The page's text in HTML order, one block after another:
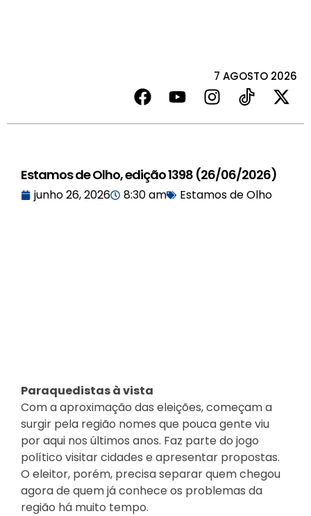
7 AGOSTO 2026
Estamos de Olho, edição 1398 (26/06/2026)
junho 26, 2026 8:30 am Estamos de Olho
Paraquedistas à vista
Com a aproximação das eleições, começam a
surgir pela região nomes que pouca gente viu
por aqui nos últimos anos. Faz parte do jogo
político visitar cidades e apresentar propostas.
O eleitor, porém, precisa separar quem chegou
agora de quem já conhece os problemas da
região há muito tempo.